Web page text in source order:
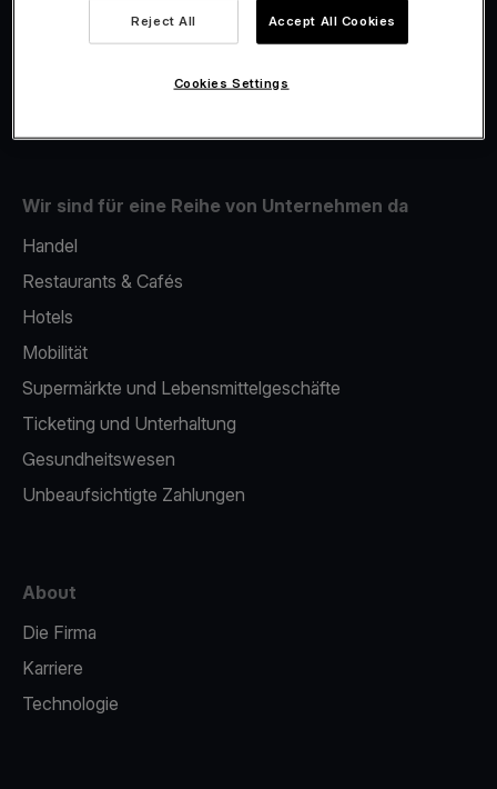
Fiskalisierung
Wir sind für eine Reihe von Unternehmen da
Handel
Restaurants & Cafés
Hotels
Mobilität
Supermärkte und Lebensmittelgeschäfte
Ticketing und Unterhaltung
Gesundheitswesen
Unbeaufsichtigte Zahlungen
About
Die Firma
Karriere
Technologie
Reject All Accept All Cookies
Cookies Settings